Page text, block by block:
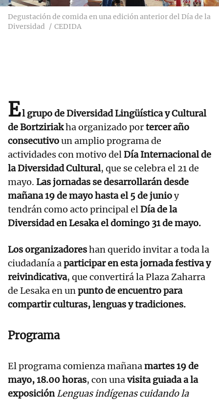
Degustación de comida en una edición anterior del Día de la
Diversidad
CEDIDA
El grupo de Diversidad Lingüística y Cultural
de Bortziriakha organizado portercer año
consecutivoun amplio programa de
actividades con motivo delDía Internacional de
la Diversidad Cultural, que se celebra el 21 de
mayo. Las jornadas se desarrollarán desde
mañana 19 de mayo hasta el 5 de junioy
tendrán como acto principal elDía de la
Diversidad en Lesaka el domingo 31 de mayo.
Los organizadoreshan querido invitar a toda la
ciudadanía aparticipar en esta jornada festiva y
reivindicativa, que convertirá la Plaza Zaharra
de Lesaka en unpunto de encuentro para
compartir culturas, lenguas y tradiciones.
Programa
El programa comienza mañanamartes 19 de
mayo, 18.00 horas, con unavisita guiada a la
exposiciónLenguas indígenas cuidando la